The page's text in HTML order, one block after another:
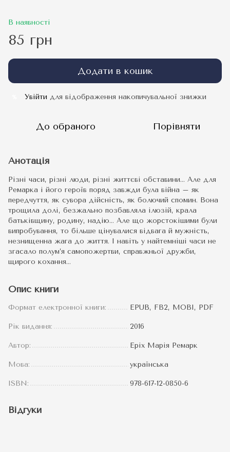
В наявності
85 грн
Додати в кошик
Увійти для відображення накопичувальної знижки
До обраного Порівняти
Анотація
Різні часи, різні люди, різні життєві обставини… Але для
Ремарка і його героїв поряд завжди була війна – як
передчуття, як сувора дійсність, як болючий спомин. Вона
трощила долі, безжально позбавляла ілюзій, крала
батьківщину, родину, надію… Але що жорстокішими були
випробування, то більше цінувалися відвага й мужність,
незнищенна жага до життя. І навіть у найтемніші часи не
згасало полум’я самопожертви, справжньої дружби,
щирого кохання…
Опис книги
Формат електронної книги: EPUB, FB2, MOBI, PDF
Рік видання: 2016
Автор: Еріх Марія Ремарк
Мова: українська
ISBN: 978-617-12-0850-6
Відгуки